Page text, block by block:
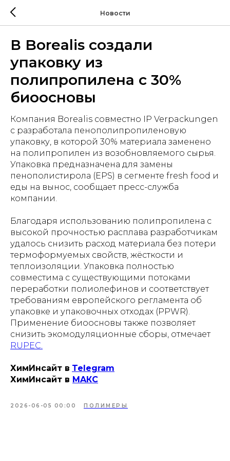
Новости
В Borealis создали
упаковку из
полипропилена с 30%
биоосновы
Компания Borealis совместно IP Verpackungen
с разработала пенополипропиленовую
упаковку, в которой 30% материала заменено
на полипропилен из возобновляемого сырья.
Упаковка предназначена для замены
пенополистирола (EPS) в сегменте fresh food и
еды на вынос, сообщает пресс-служба
компании.
Благодаря использованию полипропилена с
высокой прочностью расплава разработчикам
удалось снизить расход материала без потери
термоформуемых свойств, жёсткости и
теплоизоляции. Упаковка полностью
совместима с существующими потоками
переработки полиолефинов и соответствует
требованиям европейского регламента об
упаковке и упаковочных отходах (PPWR).
Применение биоосновы также позволяет
снизить экомодуляционные сборы, отмечает
RUPEC.
ХимИнсайт в Telegram
ХимИнсайт в MAКС
2026-06-05 00:00 ПОЛИМЕРЫ